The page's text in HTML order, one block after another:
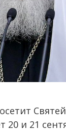
20 и 21